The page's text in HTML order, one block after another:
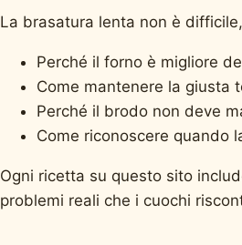
La brasatura lenta non è
Perché il forno è migliore
Come mantenere la giusta
Perché il brodo non deve
Come riconoscere quando
Ogni ricetta su questo sito
problemi reali che i cuochi